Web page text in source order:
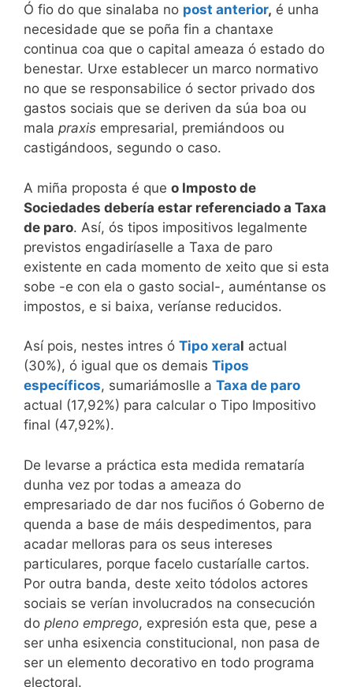
Ó fio do que sinalaba no post anterior, é unha
necesidade que se poña fin a chantaxe
continua coa que o capital ameaza ó estado do
benestar. Urxe establecer un marco normativo
no que se responsabilice ó sector privado dos
gastos sociais que se deriven da súa boa ou
mala praxis empresarial, premiándoos ou
castigándoos, segundo o caso.
A miña proposta é que o Imposto de
Sociedades debería estar referenciado a Taxa
de paro. Así, ós tipos impositivos legalmente
previstos engadiríaselle a Taxa de paro
existente en cada momento de xeito que si esta
sobe -e con ela o gasto social-, auméntanse os
impostos, e si baixa, veríanse reducidos.
Así pois, nestes intres ó Tipo xeral actual
(30%), ó igual que os demais Tipos
específicos, sumariámoslle a Taxa de paro
actual (17,92%) para calcular o Tipo Impositivo
final (47,92%).
De levarse a práctica esta medida remataría
dunha vez por todas a ameaza do
empresariado de dar nos fuciños ó Goberno de
quenda a base de máis despedimentos, para
acadar melloras para os seus intereses
particulares, porque facelo custaríalle cartos.
Por outra banda, deste xeito tódolos actores
sociais se verían involucrados na consecución
do pleno emprego, expresión esta que, pese a
ser unha esixencia constitucional, non pasa de
ser un elemento decorativo en todo programa
electoral.